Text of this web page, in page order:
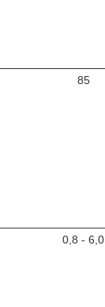
85
0,8 - 6,0